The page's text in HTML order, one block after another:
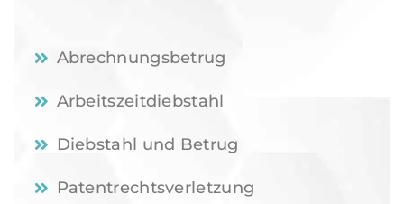
Abrechnungsbetrug
Arbeitszeitdiebstahl
Diebstahl und Betrug
Patentrechtsverletzung